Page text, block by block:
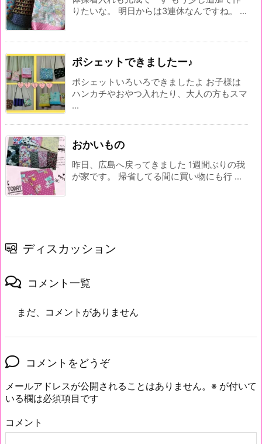
りたいな。 明日からは3連休なんですね。 ...
ポシェットできましたー♪
ポシェットいろいろできましたよ お子様は
ハンカチやおやつ入れたり、大人の方もスマ
...
おかいもの
昨日、広島へ戻ってきました 1週間ぶりの我
が家です。 帰省してる間に買い物にも行 ...
ディスカッション
コメント一覧
まだ、コメントがありません
コメントをどうぞ
メールアドレスが公開されることはありません。 ※ が付いて
いる欄は必須項目です
コメント